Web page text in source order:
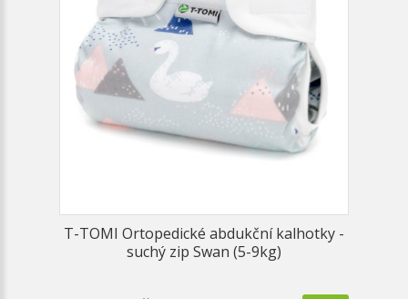
T-TOMI Ortopedické abdukční kalhotky -
suchý zip Swan (5-9kg)